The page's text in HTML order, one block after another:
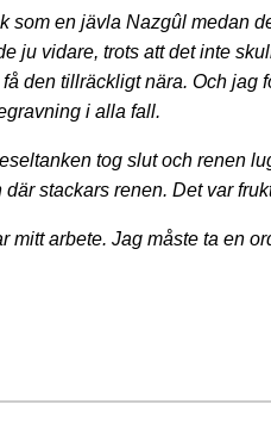
som en jävla Nazgûl medan
ju vidare, trots att det inte
den tillräckligt nära. Och jag
i alla fall.
tog slut och renen
stackars renen. Det var
mitt arbete. Jag måste ta en